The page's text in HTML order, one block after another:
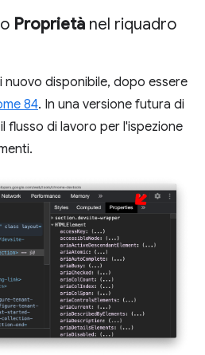
Proprietà nel riquadro
nuovo disponibile, dopo essere
84. In una versione futura di
flusso di lavoro per l'ispezione